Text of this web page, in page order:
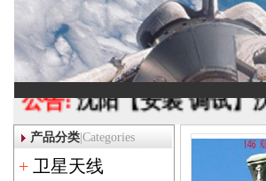
公告:沈阳【安装 调试】
产品分类 |Categories
+ 卫星天线